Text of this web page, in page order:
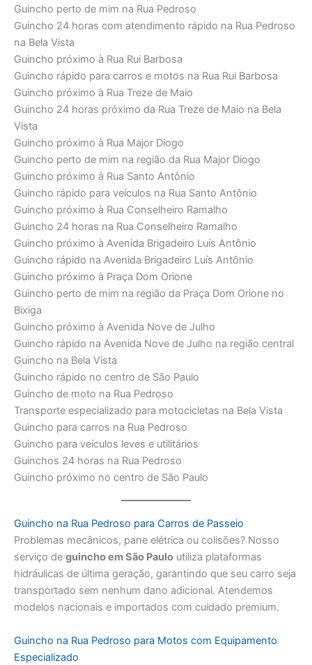
Guincho perto de mim na Rua Pedroso
Guincho 24 horas com atendimento rápido na Rua Pedroso
na Bela Vista
Guincho próximo à Rua Rui Barbosa
Guincho rápido para carros e motos na Rua Rui Barbosa
Guincho próximo à Rua Treze de Maio
Guincho 24 horas próximo da Rua Treze de Maio na Bela
Vista
Guincho próximo à Rua Major Diogo
Guincho perto de mim na região da Rua Major Diogo
Guincho próximo à Rua Santo Antônio
Guincho rápido para veículos na Rua Santo Antônio
Guincho próximo à Rua Conselheiro Ramalho
Guincho 24 horas na Rua Conselheiro Ramalho
Guincho próximo à Avenida Brigadeiro Luís Antônio
Guincho rápido na Avenida Brigadeiro Luís Antônio
Guincho próximo à Praça Dom Orione
Guincho perto de mim na região da Praça Dom Orione no
Bixiga
Guincho próximo à Avenida Nove de Julho
Guincho rápido na Avenida Nove de Julho na região central
Guincho na Bela Vista
Guincho rápido no centro de São Paulo
Guincho de moto na Rua Pedroso
Transporte especializado para motocicletas na Bela Vista
Guincho para carros na Rua Pedroso
Guincho para veículos leves e utilitários
Guinchos 24 horas na Rua Pedroso
Guincho próximo no centro de São Paulo
Guincho na Rua Pedroso para Carros de Passeio
Problemas mecânicos, pane elétrica ou colisões? Nosso
serviço de guincho em São Paulo utiliza plataformas
hidráulicas de última geração, garantindo que seu carro seja
transportado sem nenhum dano adicional. Atendemos
modelos nacionais e importados com cuidado premium.
Guincho na Rua Pedroso para Motos com Equipamento
Especializado